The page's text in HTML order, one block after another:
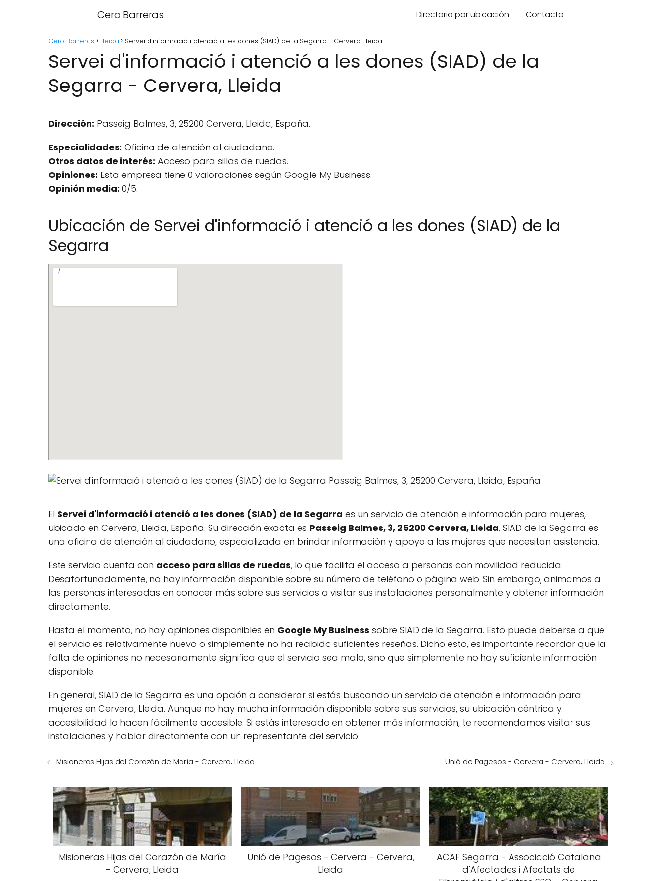
Cero Barreras Directorio por ubicación Contacto
Cero Barreras Lleida Servei d'informació i atenció a les dones (SIAD) de la Segarra - Cervera, Lleida
Servei d'informació i atenció a les dones (SIAD) de la
Segarra - Cervera, Lleida
Dirección: Passeig Balmes, 3, 25200 Cervera, Lleida, España.
Especialidades: Oficina de atención al ciudadano.
Otros datos de interés: Acceso para sillas de ruedas.
Opiniones: Esta empresa tiene 0 valoraciones según Google My Business.
Opinión media: 0/5.
Ubicación de Servei d'informació i atenció a les dones (SIAD) de la
Segarra
El Servei d'informació i atenció a les dones (SIAD) de la Segarra es un servicio de atención e información para mujeres,
ubicado en Cervera, Lleida, España. Su dirección exacta es Passeig Balmes, 3, 25200 Cervera, Lleida. SIAD de la Segarra es
una oficina de atención al ciudadano, especializada en brindar información y apoyo a las mujeres que necesitan asistencia.
Este servicio cuenta con acceso para sillas de ruedas, lo que facilita el acceso a personas con movilidad reducida.
Desafortunadamente, no hay información disponible sobre su número de teléfono o página web. Sin embargo, animamos a
las personas interesadas en conocer más sobre sus servicios a visitar sus instalaciones personalmente y obtener información
directamente.
Hasta el momento, no hay opiniones disponibles en Google My Business sobre SIAD de la Segarra. Esto puede deberse a que
el servicio es relativamente nuevo o simplemente no ha recibido suficientes reseñas. Dicho esto, es importante recordar que la
falta de opiniones no necesariamente significa que el servicio sea malo, sino que simplemente no hay suficiente información
disponible.
En general, SIAD de la Segarra es una opción a considerar si estás buscando un servicio de atención e información para
mujeres en Cervera, Lleida. Aunque no hay mucha información disponible sobre sus servicios, su ubicación céntrica y
accesibilidad lo hacen fácilmente accesible. Si estás interesado en obtener más información, te recomendamos visitar sus
instalaciones y hablar directamente con un representante del servicio.
Misioneras Hijas del Corazón de María - Cervera, Lleida Unió de Pagesos - Cervera - Cervera, Lleida
Misioneras Hijas del Corazón de María
- Cervera, Lleida
Unió de Pagesos - Cervera - Cervera,
Lleida
ACAF Segarra - Associació Catalana
d'Afectades i Afectats de